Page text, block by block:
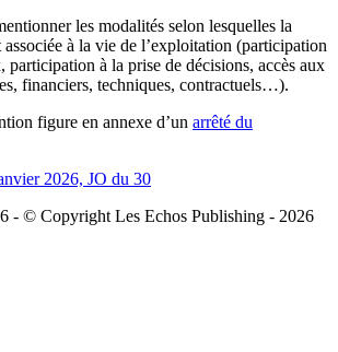
les modalités selon lesquelles la
associée à la vie de l’exploitation (participation
participation à la prise de décisions, accès aux
financiers, techniques, contractuels…).
figure en annexe d’un arrêté du
2026, JO du 30
- © Copyright Les Echos Publishing - 2026